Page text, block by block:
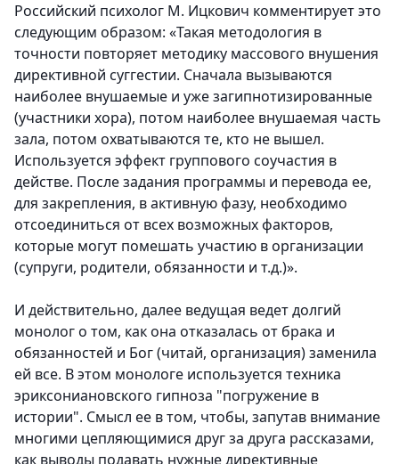
Российский психолог М. Ицкович комментирует это
следующим образом: «Такая методология в
точности повторяет методику массового внушения
директивной суггестии. Сначала вызываются
наиболее внушаемые и уже загипнотизированные
(участники хора), потом наиболее внушаемая часть
зала, потом охватываются те, кто не вышел.
Используется эффект группового соучастия в
действе. После задания программы и перевода ее,
для закрепления, в активную фазу, необходимо
отсоединиться от всех возможных факторов,
которые могут помешать участию в организации
(супруги, родители, обязанности и т.д.)».
И действительно, далее ведущая ведет долгий
монолог о том, как она отказалась от брака и
обязанностей и Бог (читай, организация) заменила
ей все. В этом монологе используется техника
эриксониановского гипноза "погружение в
истории". Смысл ее в том, чтобы, запутав внимание
многими цепляющимися друг за друга рассказами,
как выводы подавать нужные директивные